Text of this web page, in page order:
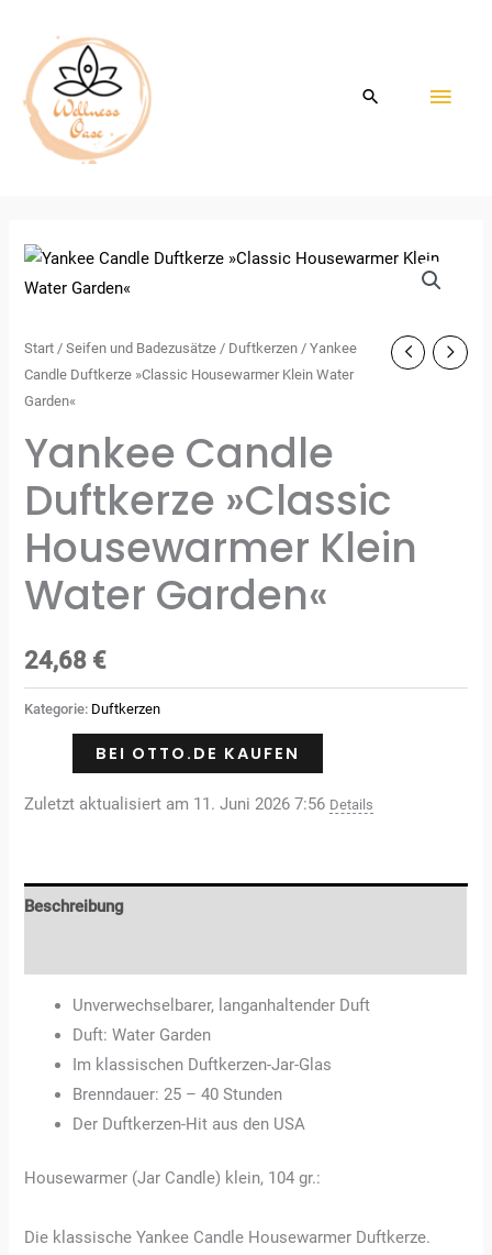
springen
Start /Seifen und Badezusätze / Duftkerzen / Yankee
Candle Duftkerze »Classic Housewarmer Klein Water
Garden«
Yankee Candle
Duftkerze »Classic
Housewarmer Klein
Water Garden«
24,68 €
Kategorie: Duftkerzen
BEI OTTO.DE KAUFEN
Zuletzt aktualisiert am 11. Juni 2026 7:56 Details
Beschreibung
Unverwechselbarer, langanhaltender Duft
Duft: Water Garden
Im klassischen Duftkerzen-Jar-Glas
Brenndauer: 25 – 40 Stunden
Der Duftkerzen-Hit aus den USA
Housewarmer (Jar Candle) klein, 104 gr.:
Die klassische Yankee Candle Housewarmer Duftkerze.